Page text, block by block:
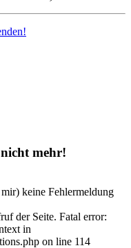
mehr!
keine Fehlermeldung
der Seite. Fatal error:
in
on line 114